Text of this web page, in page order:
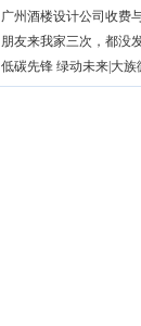
广州酒楼设计公司收费
朋友来我家三次，都没
低碳先锋 绿动未来|大